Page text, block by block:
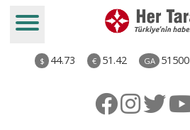
$ 44.73 € 51.42 GA 51500